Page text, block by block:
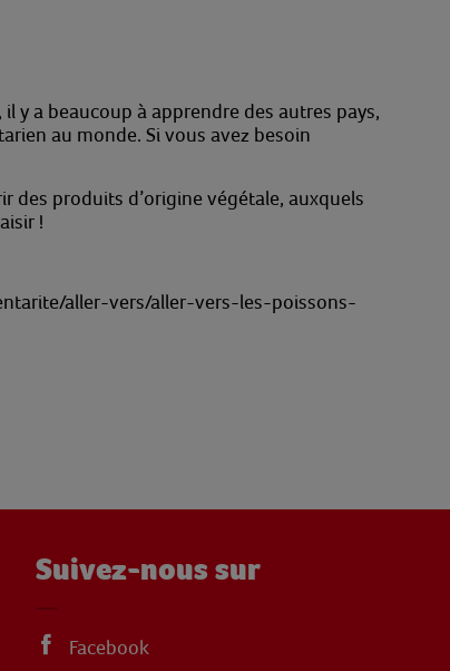
y a beaucoup à apprendre des autres pays,
au monde. Si vous avez besoin
produits d’origine végétale, auxquels
!
aller-vers/aller-vers-les-poissons-
Suivez-nous sur
Facebook